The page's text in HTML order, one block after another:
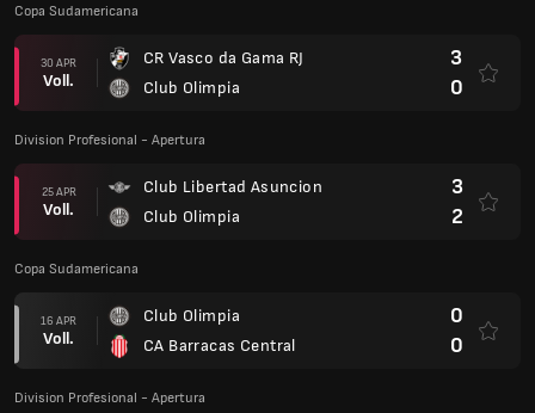
Copa Sudamericana
30 APR
Voll.
CR Vasco da Gama RJ
Club Olimpia
3
0
Division Profesional - Apertura
25 APR
Voll.
Club Libertad Asuncion
Club Olimpia
3
2
Copa Sudamericana
16 APR
Voll.
Club Olimpia
CA Barracas Central
0
0
Division Profesional - Apertura